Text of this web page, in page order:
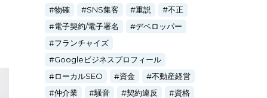
物確
SNS集客 重説
不正
電子契約/電子署名
デベロッパー
フランチャイズ
Googleビジネスプロフィール
ローカルSEO
資金
不動産経営
仲介業
騒音 契約違反
資格